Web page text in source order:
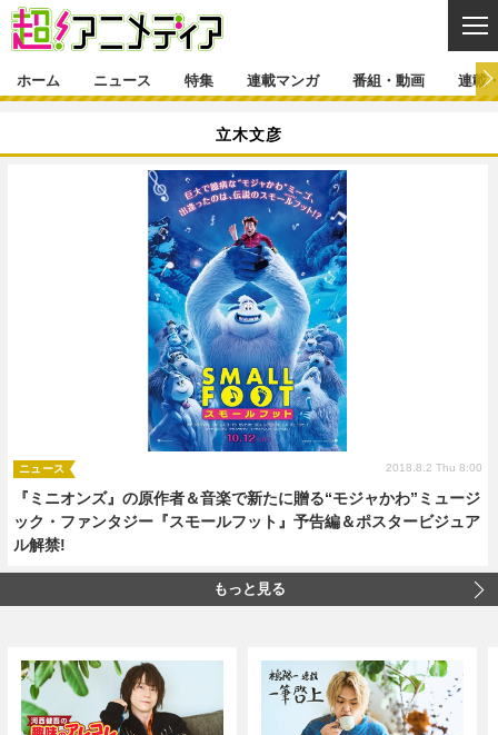
ニュース一覧
ゲーム・アプリ
イベント
コスプレ
新帝スタ
特集一覧
インタビュー レポート
ラキりす
連載マンガ一覧 連載一覧
番組・動画一覧
連載・ブログ一覧
編集部ブログ・お知らせ
ホーム ニュース 特集 連載マンガ 番組・動画 連載
立木文彦
『ミニオンズ』の原作者＆音楽で新たに贈る“モジャかわ”ミュージ
ック・ファンタジー『スモールフット』予告編＆ポスタービジュア
ル解禁!
ニュース 2018.8.2 Thu 8:00
もっと見る